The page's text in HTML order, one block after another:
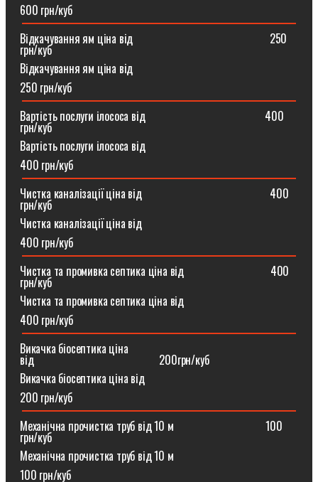
600 грн/куб
Відкачування ям ціна від ⠀⠀⠀⠀⠀⠀⠀⠀⠀⠀⠀⠀⠀⠀⠀⠀250
грн/куб
Відкачування ям ціна від
250 грн/куб
Вартість послуги ілососа від ⠀⠀⠀⠀⠀⠀⠀⠀⠀⠀⠀⠀⠀⠀400
грн/куб
Вартість послуги ілососа від
400 грн/куб
Чистка каналізації ціна від ⠀⠀⠀⠀⠀⠀⠀⠀⠀⠀⠀⠀⠀⠀⠀400
грн/куб
Чистка каналізації ціна від
400 грн/куб
Чистка та промивка септика ціна від ⠀⠀⠀⠀⠀⠀⠀⠀⠀⠀400
грн/куб
Чистка та промивка септика ціна від
400 грн/куб
Викачка біосептика ціна
від⠀⠀⠀⠀⠀⠀⠀⠀⠀⠀⠀⠀⠀⠀⠀200грн/куб
Викачка біосептика ціна від
200 грн/куб
Механічна прочистка труб від 10 м⠀⠀⠀⠀⠀⠀⠀⠀⠀⠀⠀100
грн/куб
Механічна прочистка труб від 10 м
100 грн/куб